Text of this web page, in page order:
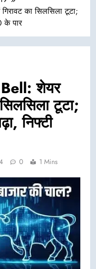
का सिलसिला टूटा;
के पार
शेयर
टूटा;
निफ्टी
0 1 Mins